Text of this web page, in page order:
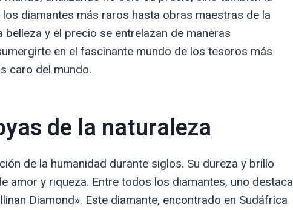
diamantes más raros hasta obras maestras de la
y el precio se entrelazan de maneras
en el fascinante mundo de los tesoros más
caro del mundo.
de la naturaleza
de la humanidad durante siglos. Su dureza y brillo
amor y riqueza. Entre todos los diamantes, uno destaca
Diamond». Este diamante, encontrado en Sudáfrica